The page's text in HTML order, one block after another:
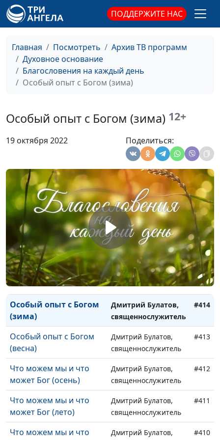
ПОДДЕРЖИТЕ НАС
Главная Посмотреть
Архив ТВ программ
Духовное основание
Благословения на каждый день
Особый опыт с Богом (зима)
Особый опыт с Богом (зима) 12+
19 октября 2022 Поделиться:
Притча о жемчужине
(лето)
Роман Маринин,
священнослужитель
#423
Притча о жемчужине
(зима)
Роман Маринин,
Притча о жемчужине
Роман Маринин,
Притча о найденном
сокровище (осень)
Роман Маринин,
священнослужитель
Притча о найденном
Роман Маринин,
священнослужитель
#419
Притча о найденном
сокровище (зима)
Роман Маринин,
священнослужитель
#418
Притча о найденном
сокровище (весна)
Роман Маринин,
священнослужитель
#417
Особый опыт с Богом
(осень)
Дмитрий Булатов,
священнослужитель
#416
Особый опыт с Богом
(лето)
Дмитрий Булатов,
священнослужитель
#415
Особый опыт с Богом
(зима)
Дмитрий Булатов,
священнослужитель
#414
Особый опыт с Богом
(весна)
Дмитрий Булатов,
священнослужитель
#413
Что можем мы и что
может Бог (осень)
Дмитрий Булатов,
священнослужитель
#412
Что можем мы и что
может Бог (лето)
Дмитрий Булатов,
священнослужитель
#411
Что можем мы и что
Дмитрий Булатов,
#410